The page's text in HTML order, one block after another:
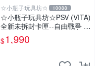
☆小瓶子玩具坊☆ 10088
☆小瓶子玩具坊☆PSV (VITA)
全新未拆封卡匣--自由戰爭 限
定版 中文版 + 特典--「普洛
帕」吊飾
$1,990